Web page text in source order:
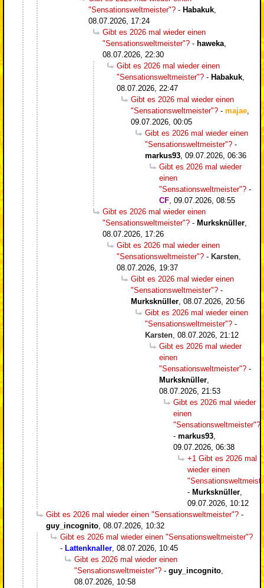
"Sensationsweltmeister"? - Habakuk
08.07.2026, 17:24
Gibt es 2026 mal wieder einen
"Sensationsweltmeister"? - haweka
08.07.2026, 22:30
Gibt es 2026 mal wieder einen
"Sensationsweltmeister"? - Habakuk
08.07.2026, 22:47
Gibt es 2026 mal wieder einen
"Sensationsweltmeister"? - majae
09.07.2026, 00:05
Gibt es 2026 mal wieder einen
"Sensationsweltmeister"? -
markus93 09.07.2026, 06:36
Gibt es 2026 mal wieder
einen
"Sensationsweltmeister"? -
CF 09.07.2026, 08:55
Gibt es 2026 mal wieder einen
"Sensationsweltmeister"? - Murksknüller
08.07.2026, 17:26
Gibt es 2026 mal wieder einen
"Sensationsweltmeister"? - Karsten
08.07.2026, 19:37
Gibt es 2026 mal wieder einen
"Sensationsweltmeister"? -
Murksknüller 08.07.2026, 20:56
Gibt es 2026 mal wieder einen
"Sensationsweltmeister"? -
Karsten 08.07.2026, 21:12
Gibt es 2026 mal wieder
einen
"Sensationsweltmeister"? -
Murksknüller
08.07.2026, 21:53
Gibt es 2026 mal wieder
einen
"Sensationsweltmeister"?
- markus93
09.07.2026, 06:38
+1 Gibt es 2026 mal
wieder einen
- Murksknüller
09.07.2026, 10:12
Gibt es 2026 mal wieder einen "Sensationsweltmeister"? -
guy_incognito 08.07.2026, 10:32
Gibt es 2026 mal wieder einen "Sensationsweltmeister"?
- Lattenknaller 08.07.2026, 10:45
Gibt es 2026 mal wieder einen
"Sensationsweltmeister"? - guy_incognito
08.07.2026, 10:58